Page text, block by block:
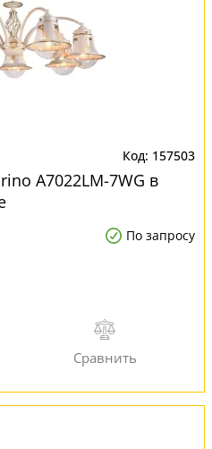
157503
A7022LM-7WG в
По запросу